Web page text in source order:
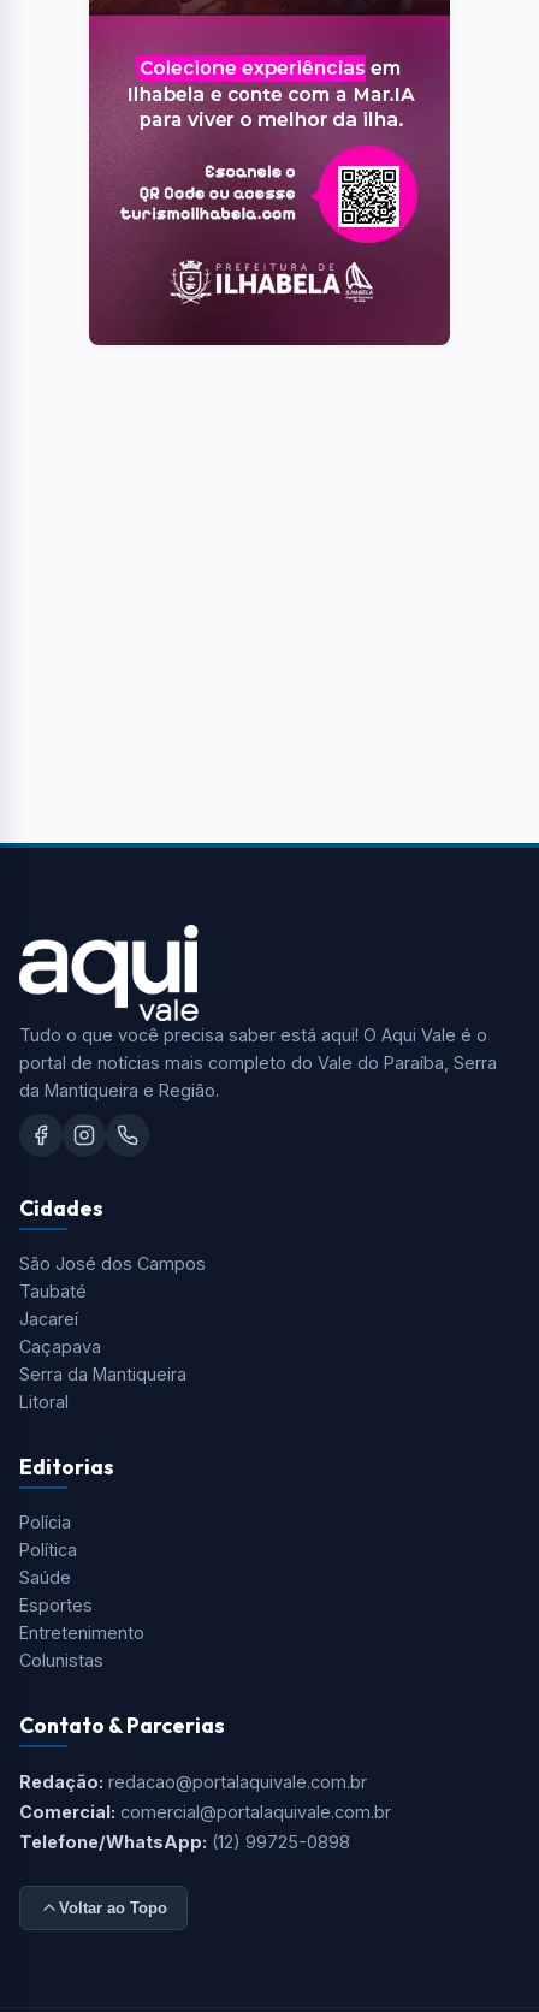
Tudo o que você precisa saber está aqui! O Aqui Vale é o
portal de notícias mais completo do Vale do Paraíba, Serra
da Mantiqueira e Região.
Cidades
São José dos Campos
Taubaté
Jacareí
Caçapava
Serra da Mantiqueira
Litoral
Editorias
Polícia
Política
Saúde
Esportes
Entretenimento
Colunistas
Contato & Parcerias
Redação: redacao@portalaquivale.com.br
Comercial: comercial@portalaquivale.com.br
Telefone/WhatsApp: (12) 99725-0898
Voltar ao Topo